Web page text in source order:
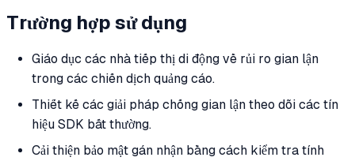
Trường hợp sử dụng
Giáo dục các nhà tiếp thị di động về rủi ro gian lận
trong các chiến dịch quảng cáo.
Thiết kế các giải pháp chống gian lận theo dõi các tín
hiệu SDK bất thường.
Cải thiện bảo mật gán nhận bằng cách kiểm tra tính